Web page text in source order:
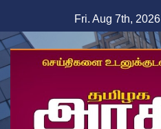
to
content
Fri. Aug 7th, 2026